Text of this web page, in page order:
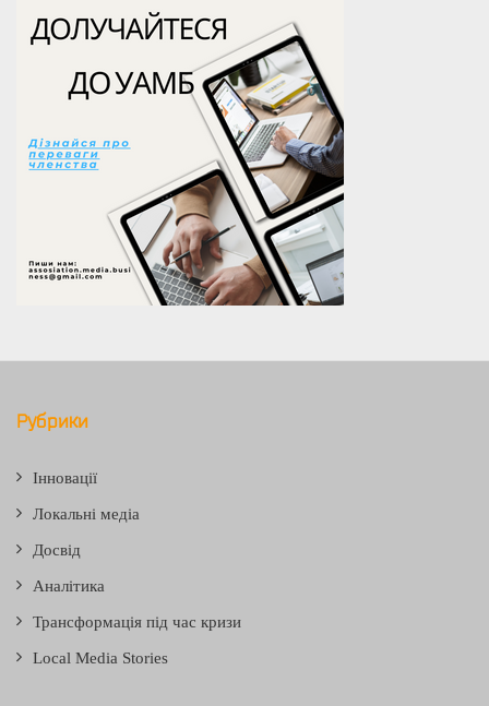
Рубрики
Інновації
Локальні медіа
Досвід
Аналітика
Трансформація під час кризи
Local Media Stories